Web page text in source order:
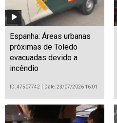
Espanha: Áreas urbanas
próximas de Toledo
evacuadas devido a
incêndio
ID: 47507742 Date: 23/07/2026 16:01